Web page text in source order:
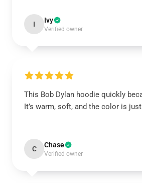
I Ivy
Verified owner
This Bob Dylan hoodie quickly
It’s warm, soft, and the color is
C Chase
Verified owner